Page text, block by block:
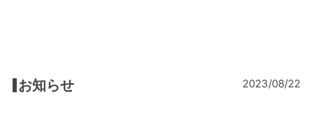
お知らせ 2023/08/22